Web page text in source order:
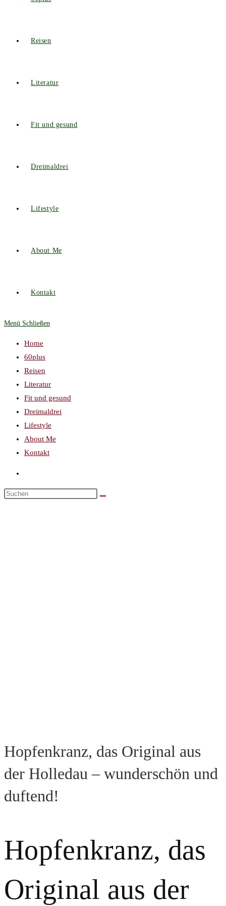
Reisen
Literatur
Fit und gesund
Dreimaldrei
Lifestyle
About Me
Kontakt
Menü Schließen
Home
60plus
Reisen
Literatur
Fit und gesund
Dreimaldrei
Lifestyle
About Me
Kontakt
Hopfenkranz, das Original aus
der Holledau – wunderschön und
duftend!
Hopfenkranz, das
Original aus der